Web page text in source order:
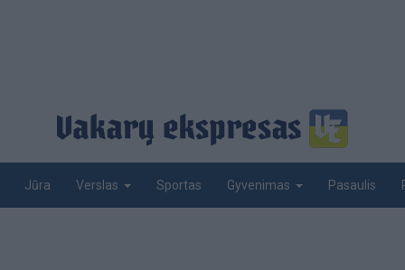
Jūra Verslas Sportas Gyvenimas Pasaulis